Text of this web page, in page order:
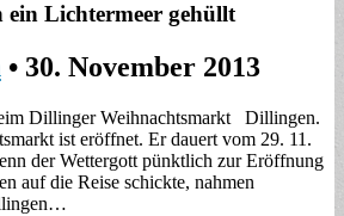
Lichtermeer gehüllt
• 30. November 2013
Dillinger Weihnachtsmarkt Dillingen.
ist eröffnet. Er dauert vom 29. 11.
der Wettergott pünktlich zur Eröffnung
auf die Reise schickte, nahmen